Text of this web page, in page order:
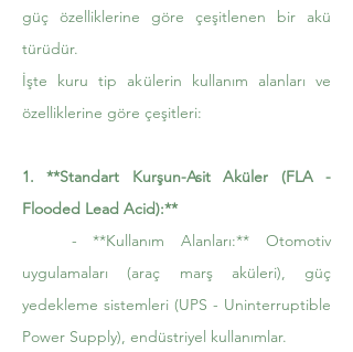
güç özelliklerine göre çeşitlenen bir akü
türüdür.
İşte kuru tip akülerin kullanım alanları ve
özelliklerine göre çeşitleri:
1. **Standart Kurşun-Asit Aküler (FLA -
Flooded Lead Acid):**
- **Kullanım Alanları:** Otomotiv
uygulamaları (araç marş aküleri), güç
yedekleme sistemleri (UPS - Uninterruptible
Power Supply), endüstriyel kullanımlar.